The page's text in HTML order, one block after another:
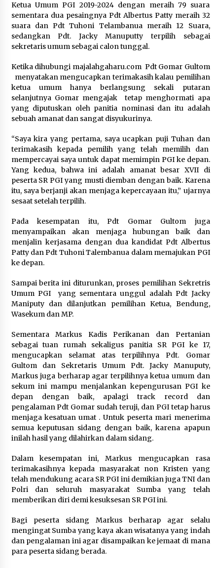
Ketua Umum PGI 2019-2024 dengan meraih 79 suara
sementara dua pesaingnya Pdt Albertus Patty meraih 32
suara dan Pdt Tuhoni Telambanua meraih 12 Suara,
sedangkan Pdt. Jacky Manuputty terpilih sebagai
sekretaris umum sebagai calon tunggal.
Ketika dihubungi majalahgaharu.com Pdt Gomar Gultom
menyatakan mengucapkan terimakasih kalau pemilihan
ketua umum hanya berlangsung sekali putaran
selanjutnya Gomar mengajak tetap menghormati apa
yang diputuskan oleh panitia nominasi dan itu adalah
sebuah amanat dan sangat disyukurinya.
“Saya kira yang pertama, saya ucapkan puji Tuhan dan
terimakasih kepada pemilih yang telah memilih dan
mempercayai saya untuk dapat memimpin PGI ke depan.
Yang kedua, bahwa ini adalah amanat besar XVII di
peserta SR PGI yang musti diemban dengan baik. Karena
itu, saya berjanji akan menjaga kepercayaan itu,” ujarnya
sesaat setelah terpilih.
Pada kesempatan itu, Pdt Gomar Gultom juga
menyampaikan akan menjaga hubungan baik dan
menjalin kerjasama dengan dua kandidat Pdt Albertus
Patty dan Pdt Tuhoni Talembanua dalam memajukan PGI
ke depan.
Sampai berita ini diturunkan, proses pemilihan Sekretris
Umum PGI yang sementara unggul adalah Pdt Jacky
Maniputy dan dilanjutkan pemilihan Ketua, Bendung,
Wasekum dan MP.
Sementara Markus Kadis Perikanan dan Pertanian
sebagai tuan rumah sekaligus panitia SR PGI ke 17,
mengucapkan selamat atas terpilihnya Pdt. Gomar
Gultom dan Sekretaris Umum Pdt. Jacky Manuputy,
Markus juga berharap agar terpilihnya ketua umum dan
sekum ini mampu menjalankan kepengurusan PGI ke
depan dengan baik, apalagi track record dan
pengalaman Pdt Gomar sudah teruji, dan PGI tetap harus
menjaga kesatuan umat . Untuk peserta mari menerima
semua keputusan sidang dengan baik, karena apapun
inilah hasil yang dilahirkan dalam sidang.
Dalam kesempatan ini, Markus mengucapkan rasa
terimakasihnya kepada masyarakat non Kristen yang
telah mendukung acara SR PGI ini demikian juga TNI dan
Polri dan seluruh masyarakat Sumba yang telah
memberikan diri demi kesuksesan SR PGI ini.
Bagi peserta sidang Markus berharap agar selalu
mengingat Sumba yang kaya akan wisatanya yang indah
dan pengalaman ini agar disampaikan ke jemaat di mana
para peserta sidang berada.